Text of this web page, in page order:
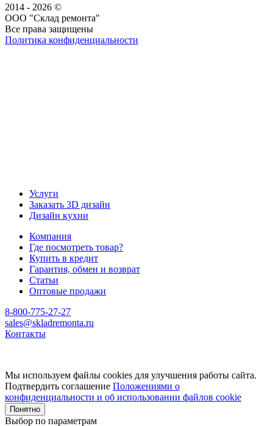
2014 - 2026 ©
ООО "Склад ремонта"
Все права защищены
Политика конфиденциальности
Услуги
Заказать 3D дизайн
Дизайн кухни
Компания
Где посмотреть товар?
Купить в кредит
Гарантия, обмен и возврат
Статьи
Оптовые продажи
8-800-775-27-27
sales@skladremonta.ru
Контакты
Мы используем файлы cookies для улучшения работы сайта.
Подтвердить соглашение Положениями о
конфиденциальности и об использовании файлов cookie
Понятно
Выбор по параметрам